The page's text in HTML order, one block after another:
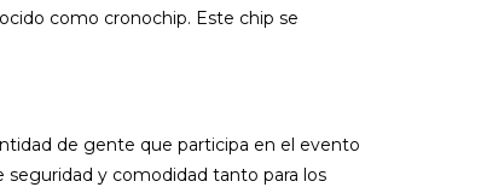
como cronochip. Este chip se
de gente que participa en el evento
seguridad y comodidad tanto para los